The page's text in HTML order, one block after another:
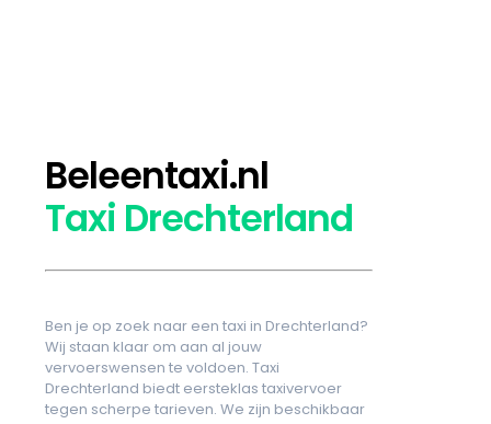
Beleentaxi.nl
Taxi Drechterland
Ben je op zoek naar een taxi in Drechterland?
Wij staan klaar om aan al jouw
vervoerswensen te voldoen. Taxi
Drechterland biedt eersteklas taxivervoer
tegen scherpe tarieven. We zijn beschikbaar